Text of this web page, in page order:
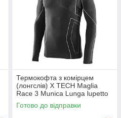
Термокофта з комірцем
(лонгслів) X TECH Maglia
Race 3 Munica Lunga lupetto
Nero XXL/XXXL Чорна
Готово до відправки